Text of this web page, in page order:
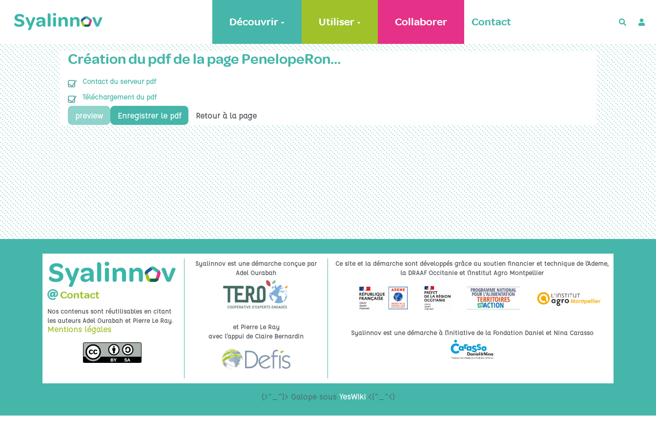
Découvrir Utiliser Collaborer Contact
Création du pdf de la page PenelopeRon…
Contact du serveur pdf
Téléchargement du pdf
preview Enregistrer le pdf Retour à la page
Contact
Nos contenus sont réutilisables en citant
les auteurs Adel Ourabah et Pierre Le Ray.
Mentions légales
Syalinnov est une démarche conçue par
Adel Ourabah
et Pierre Le Ray
avec l’appui de Claire Bernardin
Ce site et la démarche sont développés grâce au soutien financier et technique de l'Ademe,
la DRAAF Occitanie et l'Institut Agro Montpellier
Syalinnov est une démarche à l'initiative de la Fondation Daniel et Nina Carasso
(>^_^)> Galope sous YesWiki<(^_^<)